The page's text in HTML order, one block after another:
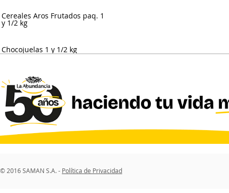
Cereales Aros Frutados paq. 1
y 1/2 kg
Chocojuelas 1 y 1/2 kg
© 2016 SAMAN S.A. - Política de Privacidad